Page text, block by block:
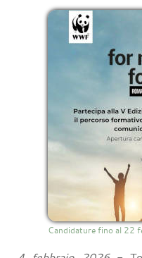
Candidature fino al 22